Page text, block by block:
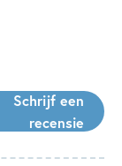
Schrijf een
recensie